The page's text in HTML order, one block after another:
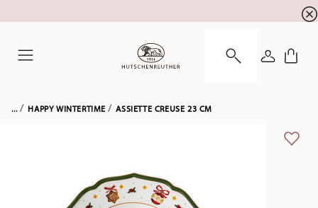
l'inscription à la
... HAPPY WINTERTIME ASSIETTE CREUSE 23 CM